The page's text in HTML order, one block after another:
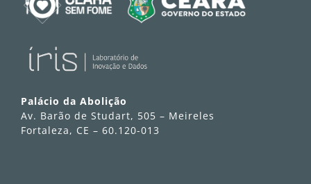
Palácio da Abolição
Av. Barão de Studart, 505 – Meireles
Fortaleza, CE – 60.120-013